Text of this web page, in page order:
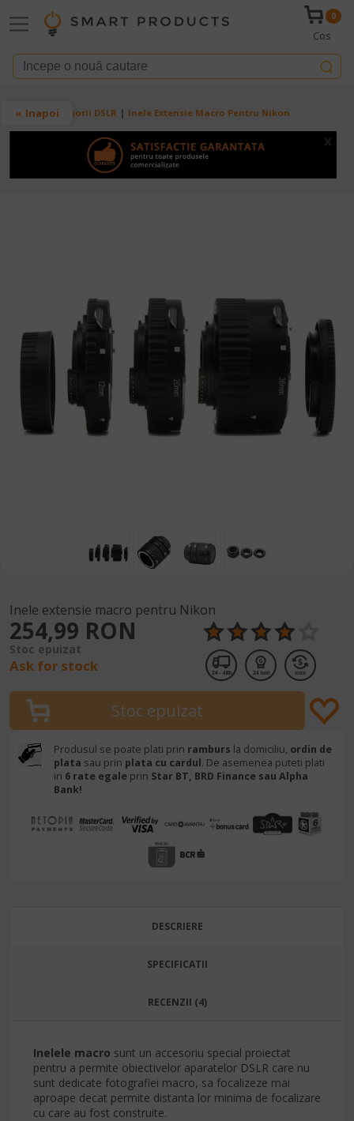
0
Cos
Breadcrumb
Acasa Accesorii DSLR Inele Extensie Macro Pentru Nikon
Inapoi
x
Inele extensie macro pentru Nikon
254,99 RON
Stoc epuizat
Ask for stock 24 - 48h 24 luni
Produsul se poate plati prin ramburs la domiciliu, ordin de
plata sau prin plata cu cardul. De asemenea puteti plati
in 6 rate egale prin Star BT, BRD Finance sau Alpha
Bank!
DESCRIERE
SPECIFICATII
RECENZII (4)
Inelele macro sunt un accesoriu special proiectat
pentru a permite obiectivelor aparatelor DSLR care nu
sunt dedicate fotografiei macro, sa focalizeze mai
aproape decat permite distanta lor minima de focalizare
cu care au fost construite.